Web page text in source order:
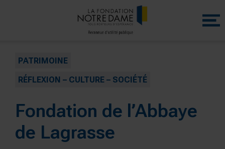
Menu
PATRIMOINE
RÉFLEXION – CULTURE – SOCIÉTÉ
Fondation de l’Abbaye
de Lagrasse